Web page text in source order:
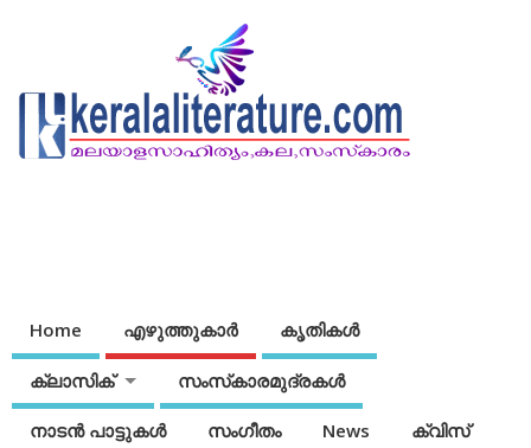
Home എഴുത്തുകാര്‍ കൃതികൾ
ക്ലാസിക് സംസ്‌കാരമുദ്രകള്‍
നാടന്‍ പാട്ടുകള്‍ സംഗീതം News ക്വിസ്